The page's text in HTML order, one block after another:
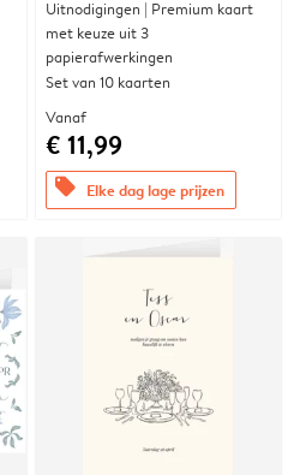
Uitnodigingen | Premium kaart
met keuze uit 3
papierafwerkingen
Set van 10 kaarten
Vanaf
€ 11,99
offers Elke dag lage prijzen